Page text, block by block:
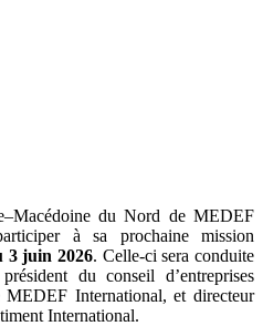
du Nord de MEDEF
à sa prochaine mission
3 juin 2026. Celle-ci sera conduite
du conseil d’entreprises
International, et directeur
International.